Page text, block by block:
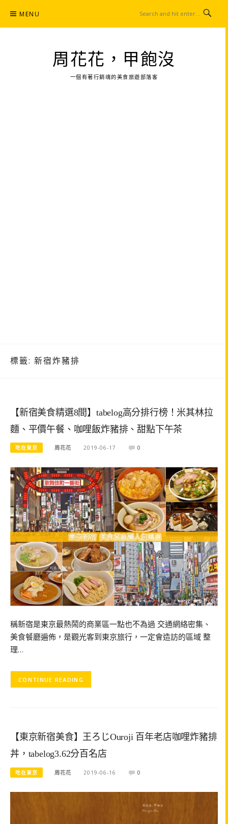
content
MENU
周花花，甲飽沒
一個有著行銷魂的美食旅遊部落客
標籤: 新宿炸豬排
【新宿美食精選8間】tabelog高分排行榜！米其林拉
麵、平價午餐、咖哩飯炸豬排、甜點下午茶
吃在東京 周花花 2019-06-17 0
稱新宿是東京最熱鬧的商業區一點也不為過 交通網絡密集、
美食餐廳遍佈，是觀光客到東京旅行，一定會造訪的區域 整
理…
CONTINUE READING
【東京新宿美食】王ろじOuroji 百年老店咖哩炸豬排
丼，tabelog3.62分百名店
吃在東京 周花花 2019-06-16 0